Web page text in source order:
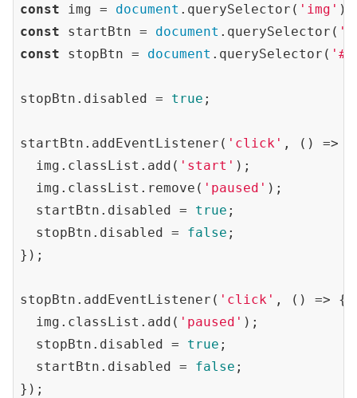
const img = document .querySelector( 'img'
const startBtn = document .querySelector(
const stopBtn = document .querySelector(
stopBtn.disabled = true ;
startBtn.addEventListener( 'click' , () => {
  img.classList.add(
'start' );
  img.classList.remove(
'paused' );
  startBtn.disabled =
true ;
  stopBtn.disabled =
false ;
});
stopBtn.addEventListener( 'click' , () => {
  img.classList.add(
'paused' );
  stopBtn.disabled =
true ;
  startBtn.disabled =
false ;
});